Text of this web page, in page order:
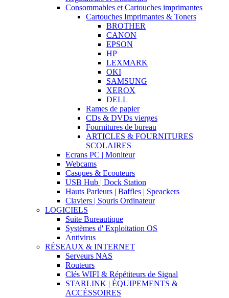
Consommables et Cartouches imprimantes
Cartouches Imprimantes & Toners
BROTHER
CANON
EPSON
HP
LEXMARK
OKI
SAMSUNG
XEROX
DELL
Rames de papier
CDs & DVDs vierges
Fournitures de bureau
ARTICLES & FOURNITURES
SCOLAIRES
Ecrans PC | Moniteur
Webcams
Casques & Ecouteurs
USB Hub | Dock Station
Hauts Parleurs | Baffles | Speackers
Claviers | Souris Ordinateur
LOGICIELS
Suite Bureautique
Systèmes d' Exploitation OS
Antivirus
RÉSEAUX & INTERNET
Serveurs NAS
Routeurs
Clés WIFI & Répétiteurs de Signal
STARLINK | ÉQUIPEMENTS &
ACCÉSSOIRES